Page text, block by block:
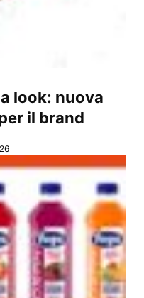
look: nuova
il brand